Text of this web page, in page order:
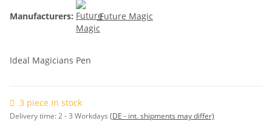
Manufacturers:
Future Magic
Ideal Magicians Pen
3 piece In stock
Delivery time:2 - 3 Workdays (DE - int. shipments may differ)